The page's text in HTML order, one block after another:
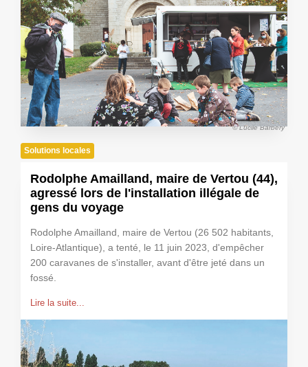
© Lucile Barbery
Solutions locales
Rodolphe Amailland, maire de Vertou (44),
agressé lors de l'installation illégale de
gens du voyage
Rodolphe Amailland, maire de Vertou (26 502 habitants,
Loire-Atlantique), a tenté, le 11 juin 2023, d'empêcher
200 caravanes de s'installer, avant d'être jeté dans un
fossé.
Lire la suite...